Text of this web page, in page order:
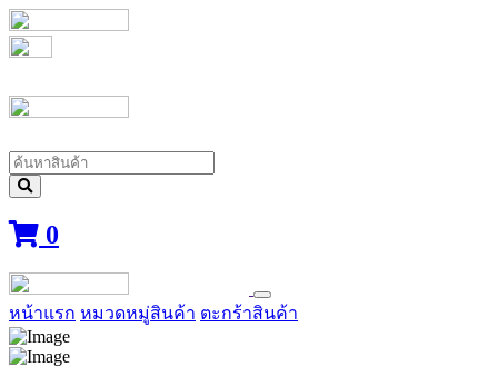
0
หน้าแรก หมวดหมู่สินค้า ตะกร้าสินค้า